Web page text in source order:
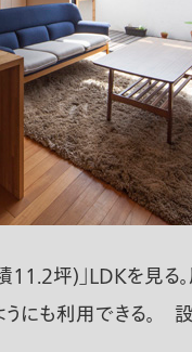
11.2坪)」LDKを見
うにも利用できる。